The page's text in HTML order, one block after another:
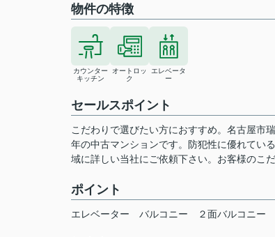
物件の特徴
カウンター
キッチン
オートロッ
ク
エレベータ
ー
セールスポイント
こだわりで選びたい方におすすめ。名古屋市
年の中古マンションです。防犯性に優れてい
域に詳しい当社にご依頼下さい。お客様のこ
ポイント
エレベーター バルコニー ２面バルコニー